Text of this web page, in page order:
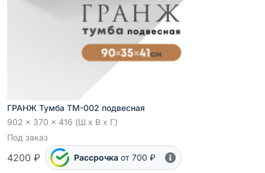
ГРАНЖ Тумба ТМ-002 подвесная
902 x 370 x 416 (Ш x В x Г)
Под заказ
4200 ₽ Рассрочка от 700 ₽